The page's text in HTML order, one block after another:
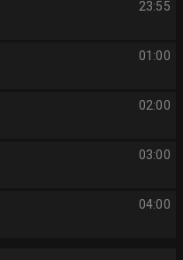
23:55
01:00
02:00
03:00
04:00